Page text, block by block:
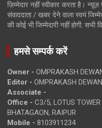
ज़िम्मेदार नहीं स्वीकार करता है।
संवाददाता / खबर देने वाला स्वयं
की कोई भी जिम्मेदारी नहीं होगी. सभी
हमसे सम्पर्क करें
Owner - OMPRAKASH
Editor - OMPRAKASH
Associate -
Office - C3/5, LOTUS TOWER
BHATAGAON, RAIPUR
Mobile - 8103911234